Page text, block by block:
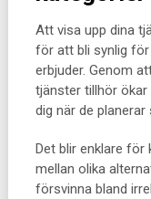
Att visa upp dina
för att bli synlig
erbjuder. Genom
tjänster tillhör
dig när de planerar
Det blir enklare för
mellan olika
försvinna bland